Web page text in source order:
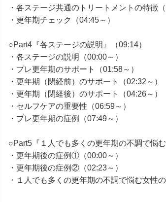
・各ステージ共通のトリートメントの特徴（
・更年期チェック（04:45～）
○Part4『各ステージの説明』（09:14）
・各ステージの説明（00:00～）
・プレ更年期のサポート（01:58～）
・更年期（閉経前）のサポート（02:32～）
・更年期（閉経後）のサポート（04:26～）
・セルフケアの重要性（06:59～）
・プレ更年期の症例（07:49～）
○Part5『１人でも多くの更年期の不調で悩
・更年期後の症例①（00:00～）
・更年期後の症例②（02:23～）
・１人でも多くの更年期の不調で悩む女性